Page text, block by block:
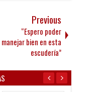
Previous
“Espero poder
manejar bien en esta
escudería”